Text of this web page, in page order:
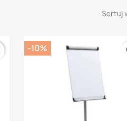
Sortuj
-10%